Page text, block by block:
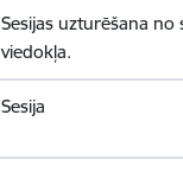
Sesijas uzturēšana no
viedokļa.
Sesija